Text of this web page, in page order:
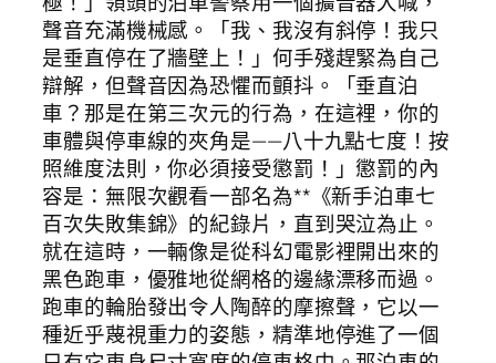
聲音充滿機械感。「我、我沒有斜停！我只
是垂直停在了牆壁上！」何手殘趕緊為自己
辯解，但聲音因為恐懼而顫抖。「垂直泊
車？那是在第三次元的行為，在這裡，你的
車體與停車線的夾角是——八十九點七度！按
照維度法則，你必須接受懲罰！」懲罰的內
容是：無限次觀看一部名為**《新手泊車七
百次失敗集錦》的紀錄片，直到哭泣為止。
就在這時，一輛像是從科幻電影裡開出來的
黑色跑車，優雅地從網格的邊緣漂移而過。
跑車的輪胎發出令人陶醉的摩擦聲，它以一
種近乎蔑視重力的姿態，精準地停進了一個